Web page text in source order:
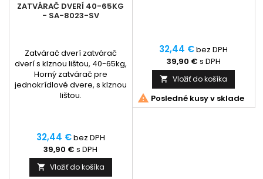
ZATVÁRAČ DVERÍ 40-65KG
- SA-8023-SV
Zatvárač dverí zatvárač
dverí s klznou lištou, 40-65kg,
Horný zatvárač pre
jednokrídlové dvere, s klznou
lištou.
32,44 €bez DPH
39,90 € s DPH
 Vložiť do košíka
32,44 €bez DPH
39,90 € s DPH
 Vložiť do košíka
 Posledné kusy v sklade